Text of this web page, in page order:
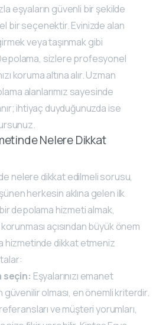
eşyaların güvenli bir şekilde
bir seçenektir. Evinizde alan
veya taşınmak gibi
sizlere profesyonel
koruma altına alır. Uzman
alanlarımız sayesinde
ihtiyaç duyduğunuzda ise
Nelere Dikkat
nelere dikkat edilmeli sorusu,
herkesin aklına gelen ilk
depolama hizmeti almak,
açısından büyük önem
hizmetinde dikkat etmeniz
seçin: Eşyalarınızı emanet
güvenilir olması, en önemli kriterdir.
ve müşteri yorumları,